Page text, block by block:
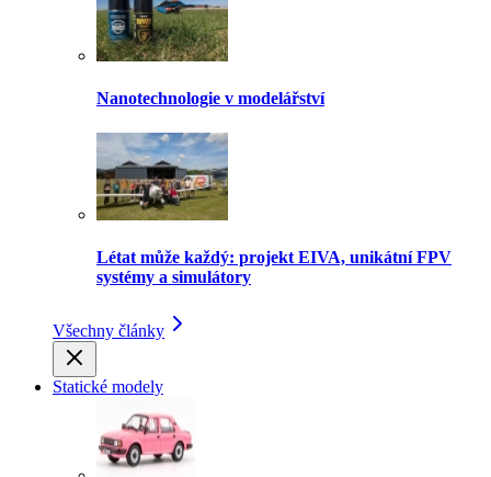
Nanotechnologie v modelářství
Létat může každý: projekt EIVA, unikátní FPV
systémy a simulátory
Všechny články
Statické modely